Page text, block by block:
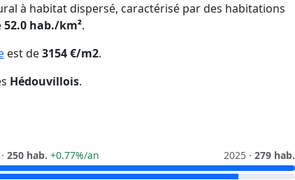
à habitat dispersé, caractérisé par des habitations
52.0 hab./km².
est de3154 €/m2.
Hédouvillois.
250 hab. +0.77%/an 2025 · 279 hab.